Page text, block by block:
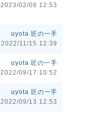
2023/02/06 12:53
uyota 匠の一手
2022/11/15 12:39
uyota 匠の一手
2022/09/17 10:52
uyota 匠の一手
2022/09/13 12:53